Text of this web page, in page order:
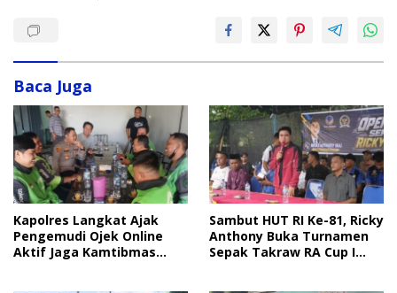
Baca Juga
Kapolres Langkat Ajak
Pengemudi Ojek Online
Aktif Jaga Kamtibmas
Sambut HUT RI Ke-81, Ricky
Anthony Buka Turnamen
Sepak Takraw RA Cup I